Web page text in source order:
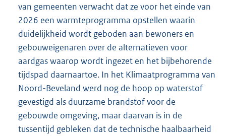
van gemeenten verwacht dat ze voor het einde van
2026 een warmteprogramma opstellen waarin
duidelijkheid wordt geboden aan bewoners en
gebouweigenaren over de alternatieven voor
aardgas waarop wordt ingezet en het bijbehorende
tijdspad daarnaartoe. In het Klimaatprogramma van
Noord-Beveland werd nog de hoop op waterstof
gevestigd als duurzame brandstof voor de
gebouwde omgeving, maar daarvan is in de
tussentijd gebleken dat de technische haalbaarheid